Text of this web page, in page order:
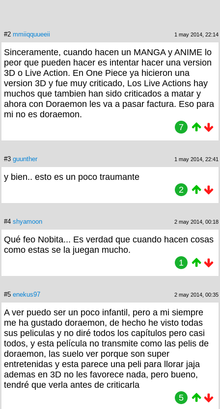
#2 mmiiqquueeii 1 may 2014, 22:14
Sinceramente, cuando hacen un MANGA y ANIME lo
peor que pueden hacer es intentar hacer una version
3D o Live Action. En One Piece ya hicieron una
version 3D y fue muy criticado, Los Live Actions hay
muchos que tambien han sido criticados a matar y
ahora con Doraemon les va a pasar factura. Eso para
mi no es doraemon.
7
#3 guunther 1 may 2014, 22:41
y bien.. esto es un poco traumante
2
#4 shyamoon 2 may 2014, 00:18
Qué feo Nobita... Es verdad que cuando hacen cosas
como estas se la juegan mucho.
1
#5 enekus97 2 may 2014, 00:35
A ver puedo ser un poco infantil, pero a mi siempre
me ha gustado doraemon, de hecho he visto todas
sus peliculas y no diré todos los capítulos pero casi
todos, y esta película no transmite como las pelis de
doraemon, las suelo ver porque son super
entretenidas y esta parece una peli para llorar jaja
ademas en 3D no les favorece nada, pero bueno,
tendré que verla antes de criticarla
5